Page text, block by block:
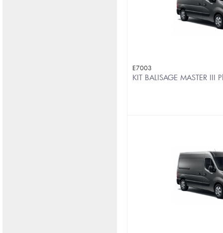
E7003
KIT BALISAGE MASTER III